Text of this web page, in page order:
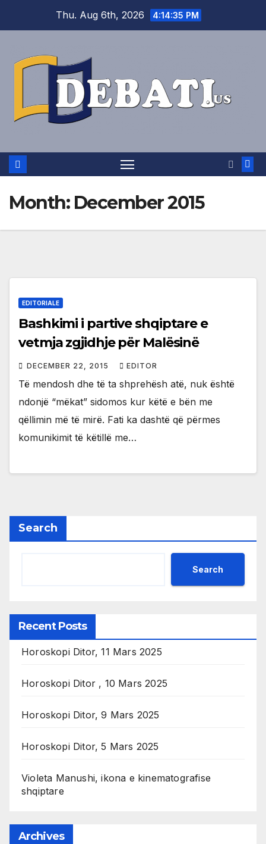
Thu. Aug 6th, 2026 4:14:36 PM
Month: December 2015
EDITORIALE
Bashkimi i partive shqiptare e
vetmja zgjidhje për Malësinë
DECEMBER 22, 2015 EDITOR
Të mendosh dhe të ta shprehësh atë, nuk është
ndonjë “mëkat” sidomos kur këtë e bën me
qëllimin më të mirë. Fati ka dashtë që përmes
komunikimit të këtillë me…
Search
Search
Recent Posts
Horoskopi Ditor, 11 Mars 2025
Horoskopi Ditor , 10 Mars 2025
Horoskopi Ditor, 9 Mars 2025
Horoskopi Ditor, 5 Mars 2025
Violeta Manushi, ikona e kinematografise
shqiptare
Archives